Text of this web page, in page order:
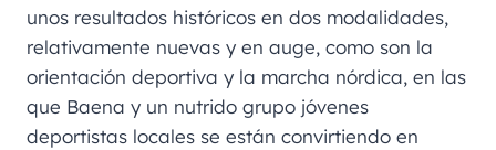
unos resultados históricos en dos modalidades,
relativamente nuevas y en auge, como son la
orientación deportiva y la marcha nórdica, en las
que Baena y un nutrido grupo jóvenes
deportistas locales se están convirtiendo en